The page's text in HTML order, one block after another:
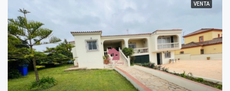
VENTA